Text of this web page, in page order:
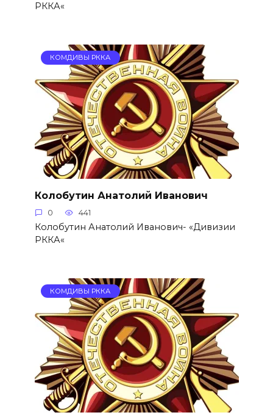
РККА«
КОМДИВЫ РККА
Колобутин Анатолий Иванович
0 441
Колобутин Анатолий Иванович- «Дивизии
РККА«
КОМДИВЫ РККА